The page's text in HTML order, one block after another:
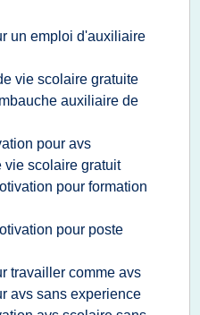
un emploi d'auxiliaire
vie scolaire gratuite
auxiliaire de
pour avs
vie scolaire gratuit
pour formation
pour poste
travailler comme avs
avs sans experience